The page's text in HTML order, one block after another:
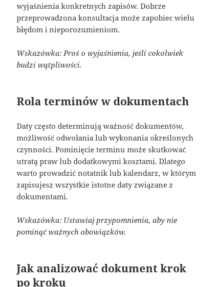
wyjaśnienia konkretnych zapisów. Dobrze
przeprowadzona konsultacja może zapobiec wielu
błędom i nieporozumieniom.
Wskazówka: Proś o wyjaśnienia, jeśli cokolwiek
budzi wątpliwości.
Rola terminów w dokumentach
Daty często determinują ważność dokumentów,
możliwość odwołania lub wykonania określonych
czynności. Pominięcie terminu może skutkować
utratą praw lub dodatkowymi kosztami. Dlatego
warto prowadzić notatnik lub kalendarz, w którym
zapisujesz wszystkie istotne daty związane z
dokumentami.
Wskazówka: Ustawiaj przypomnienia, aby nie
pominąć ważnych obowiązków.
Jak analizować dokument krok
po kroku